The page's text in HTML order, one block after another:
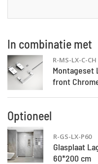
In combinatie met
Montageset
front
R-MS-LX-C-CH
Optioneel
Glasplaat
60*200 cm
R-GS-LX-P60